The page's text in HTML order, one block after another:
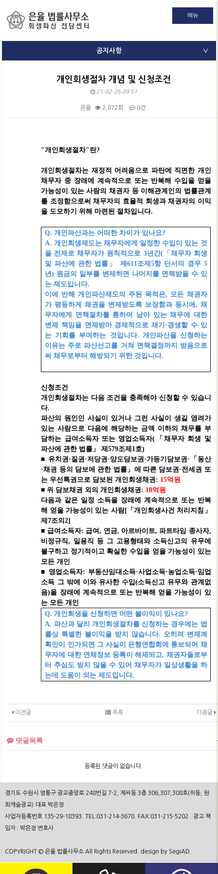
메뉴
공지사항 ∨
개인회생절차 개념 및 신청조건
25-02-26 09:51
은율 2,072회 0건
"개인회생절차"란?
개인회생절차는 재정적 어려움으로 파탄에 직면한 개인
채무자 중 장래에 계속적으로 또는 반복해 수입을 얻을
가능성이 있는 사람의 채권자 등 이해관계인의 법률관계
를 조정함으로써 채무자의 효율적 회생과 채권자의 이익
을 도모하기 위해 마련된 절차입니다.
Q.개인파산과는 어떠한 차이가 있나요?
A. 개인회생제도는 채무자에게 일정한 수입이 있는 것
을 전제로 채무자가 원칙적으로 3년간(「 채무자 회생
및 파산에 관한 법률 」 제 611조제 5항 단서의 경우 5
년) 원금의 일부를 변제하면 나머지를 면책받을 수 있
는 제도입니다.
이에 반해 개인파산제도의 주된 목적은, 모든 채권자
가 평등하게 채권을 변제받도록 보장함과 동시에 , 채
무자에게 면책절차를 통하여 남아 있는 채무에 대한
변제 책임을 면제받아 경제적으로 재기 ·갱생할 수 있
는 기회를 부여하는 것입니다. 개인파산을 신청하는
이유는 주로 파산선고를 거쳐 면책결정까지 받음으로
써 채무로부터 해방되기 위한 것입니다.
신청조건
개인회생절차는 다음 조건을 충족해야 신청할 수 있습니
다.
파산의 원인인 사실이 있거나 그런 사실이 생길 염려가
있는 사람으로 다음에 해당하는 금액 이하의 채무를 부
담하는 급여소득자 또는 영업소득자( 「 채무자 회생 및
파산에 관한 법률 」제579조제 1호)
■ 유치권·질권·저당권·양도담보권·가등기담보권· 「 동산
·채권 등의 담보에 관한 법률」 에 따른 담보권·전세권 또
는 우선특권으로 담보된 개인회생채권: 15억원
■ 위 담보채권 외의 개인회생채권: 10억원
다음과 같은 일정 소득을 장래에 계속적으로 또는 반복
해 얻을 가능성이 있는 사람[「개인회생사건 처리지침 」
제7조의2]
■ 급여소득자: 급여, 연금, 아르바이트,파트타임 종사자,
비정규직, 일용직 등 그 고용형태와 소득신고의 유무에
불구하고 정기적이고 확실한 수입을 얻을 가능성이 있는
모든 개인
■ 영업소득자: 부동산임대소득·사업소득·농업소득·임업
소득 그 밖에 이와 유사한 수입(소득신고 유무와 관계없
음)을 장래에 계속적으로 또는 반복해 얻을 가능성이 있
는 모든 개인
Q.개인회생을 신청하면 어떤 불이익이 있나요?
A. 파산과 달리 개인회생절차를 신청하는 경우에는 법
률상 특별한 불이익을 받지 않습니다. 오히려 변제계
획안이 인가되면 그 사실이 은행연합회에 통보되어 채
무자에 대한 연체정보 등록이 해제되고, 채권자들로부
터 추심도 받지 않을 수 있어 채무자가 일상생활을 하
는데 도움이 되는 제도입니다.
이전글 다음글
목록
댓글목록
등록된 댓글이 없습니다.
경기도 수원시 영통구 광교중앙로 248번길 7-2, 제씨동 3층 306,307,308호(하동, 원
희캐슬광교).대표 박은정
사업자등록번호 135-29-18393. TEL:031-214-3670. FAX:031-215-5202 . 광고 책
임자 : 박은정 변호사
COPYRIGHT © 은율 법률사무소 All Rights Reserved. design by SegiAD.